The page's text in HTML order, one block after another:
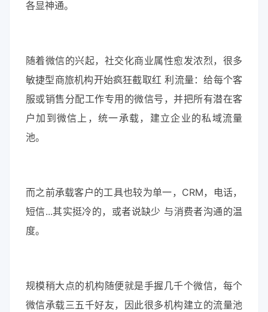
各显神通。
随着微信的兴起，社交化商业属性愈发浓烈，很多
敏捷型商旅机构开始疯狂截取红 利流量：给每个客
服或销售分配工作专用的微信号，并把所有潜在客
户加到微信上，统一承载，建立企业的私域流量
池。
而之前承载客户的工具也较为单一，CRM，电话，
短信...其实挺冷的，或者说缺少 与消费者沟通的温
度。
规模稍大点的机构随便就是手握几千个微信，每个
微信承载三五千好友，因此很多机构建立的流量池